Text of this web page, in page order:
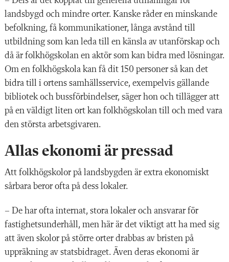
landsbygd och mindre orter. Kanske råder en minskande
befolkning, få kommunikationer, långa avstånd till
utbildning som kan leda till en känsla av utanförskap och
då är folkhögskolan en aktör som kan bidra med lösningar.
Om en folkhögskola kan få dit 150 personer så kan det
bidra till i ortens samhällsservice, exempelvis gällande
bibliotek och bussförbindelser, säger hon och tillägger att
på en väldigt liten ort kan folkhögskolan till och med vara
den största arbetsgivaren.
Allas ekonomi är pressad
Att folkhögskolor på landsbygden är extra ekonomiskt
sårbara beror ofta på dess lokaler.
– De har ofta internat, stora lokaler och ansvarar för
fastighetsunderhåll, men här är det viktigt att ha med sig
att även skolor på större orter drabbas av bristen på
uppräkning av statsbidraget. Även deras ekonomi är